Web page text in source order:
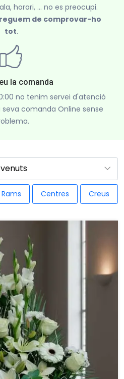
horari, ... no es preocupi.
de comprovar-ho
tot.
la comanda
no tenim servei d'atenció
comanda Online sense
Rams Centres Creus